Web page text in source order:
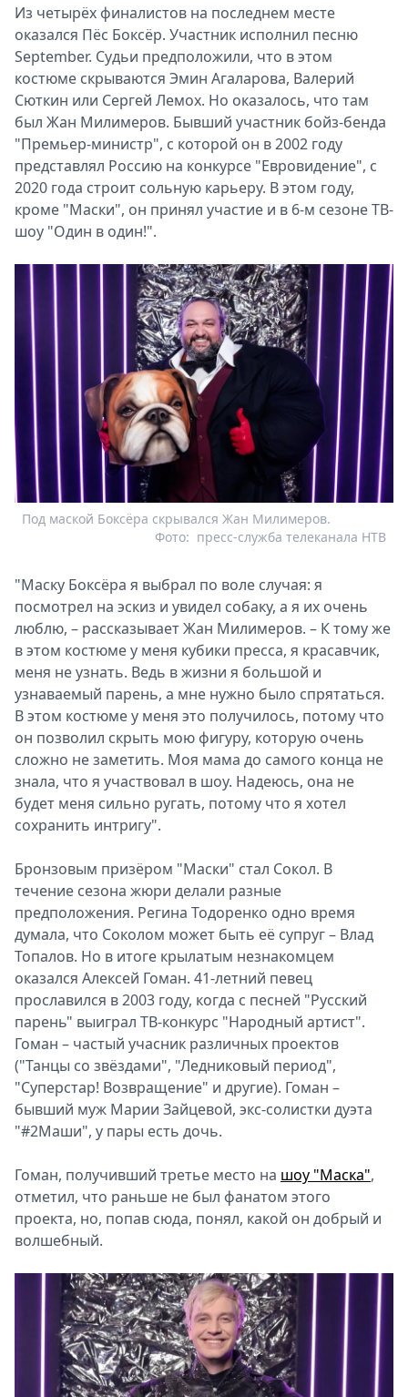
Из четырёх финалистов на последнем месте
оказался Пёс Боксёр. Участник исполнил песню
September. Судьи предположили, что в этом
костюме скрываются Эмин Агаларова, Валерий
Сюткин или Сергей Лемох. Но оказалось, что там
был Жан Милимеров. Бывший участник бойз-бенда
"Премьер-министр", с которой он в 2002 году
представлял Россию на конкурсе "Евровидение", с
2020 года строит сольную карьеру. В этом году,
кроме "Маски", он принял участие и в 6-м сезоне ТВ-
шоу "Один в один!".
Под маской Боксёра скрывался Жан Милимеров.
пресс-служба телеканала НТВ
Фото:
"Маску Боксёра я выбрал по воле случая: я
посмотрел на эскиз и увидел собаку, а я их очень
люблю, – рассказывает Жан Милимеров. – К тому же
в этом костюме у меня кубики пресса, я красавчик,
меня не узнать. Ведь в жизни я большой и
узнаваемый парень, а мне нужно было спрятаться.
В этом костюме у меня это получилось, потому что
он позволил скрыть мою фигуру, которую очень
сложно не заметить. Моя мама до самого конца не
знала, что я участвовал в шоу. Надеюсь, она не
будет меня сильно ругать, потому что я хотел
сохранить интригу".
Бронзовым призёром "Маски" стал Сокол. В
течение сезона жюри делали разные
предположения. Регина Тодоренко одно время
думала, что Соколом может быть её супруг – Влад
Топалов. Но в итоге крылатым незнакомцем
оказался Алексей Гоман. 41-летний певец
прославился в 2003 году, когда с песней "Русский
парень" выиграл ТВ-конкурс "Народный артист".
Гоман – частый учасник различных проектов
("Танцы со звёздами", "Ледниковый период",
"Суперстар! Возвращение" и другие). Гоман –
бывший муж Марии Зайцевой, экс-солистки дуэта
"#2Маши", у пары есть дочь.
Гоман, получивший третье место на шоу "Маска",
отметил, что раньше не был фанатом этого
проекта, но, попав сюда, понял, какой он добрый и
волшебный.